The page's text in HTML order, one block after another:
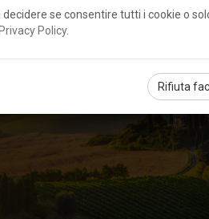
decidere se consentire tutti i cookie o
Privacy Policy.
Rifiuta